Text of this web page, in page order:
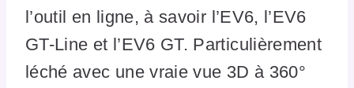
l’outil en ligne, à savoir l’EV6, l’EV6
GT-Line et l’EV6 GT. Particulièrement
léché avec une vraie vue 3D à 360°